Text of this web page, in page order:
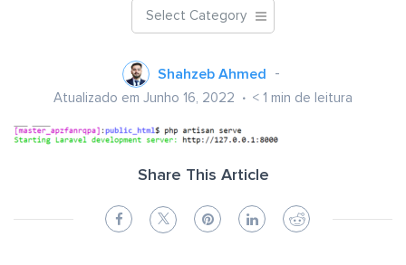
Select Category
Shahzeb Ahmed
Atualizado em Junho 16, 2022 < 1 min de leitura
Share This Article